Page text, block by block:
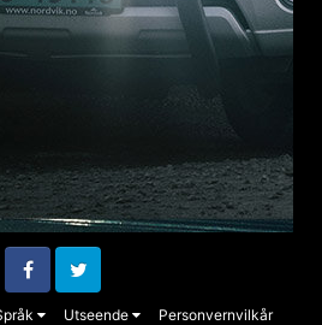
Utseende
Personvernvilkår
FacebookTwitter